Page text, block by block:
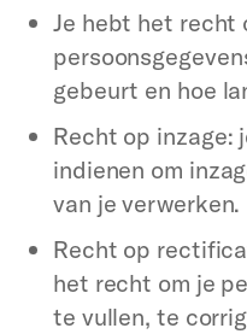
Je hebt het recht
gebeurt en hoe
Recht op inzage:
indienen om
van je verwerken.
Recht op
het recht om je
te vullen, te